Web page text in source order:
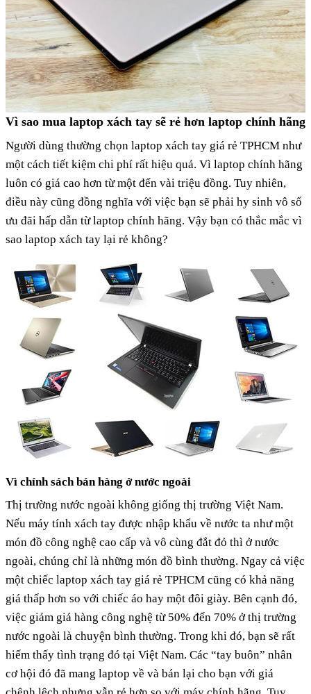
Vì sao mua laptop xách tay sẽ rẻ hơn laptop chính hãng
Người dùng thường chọn laptop xách tay giá rẻ TPHCM như
một cách tiết kiệm chi phí rất hiệu quả. Vì laptop chính hãng
luôn có giá cao hơn từ một đến vài triệu đồng. Tuy nhiên,
điều này cũng đồng nghĩa với việc bạn sẽ phải hy sinh vô số
ưu đãi hấp dẫn từ laptop chính hãng. Vậy bạn có thắc mắc vì
sao laptop xách tay lại rẻ không?
Vì chính sách bán hàng ở nước ngoài
Thị trường nước ngoài không giống thị trường Việt Nam.
Nếu máy tính xách tay được nhập khẩu về nước ta như một
món đồ công nghệ cao cấp và vô cùng đắt đỏ thì ở nước
ngoài, chúng chỉ là những món đồ bình thường. Ngay cả việc
một chiếc laptop xách tay giá rẻ TPHCM cũng có khả năng
giá thấp hơn so với chiếc áo hay một đôi giày. Bên cạnh đó,
việc giảm giá hàng công nghệ từ 50% đến 70% ở thị trường
nước ngoài là chuyện bình thường. Trong khi đó, bạn sẽ rất
hiếm thấy tình trạng đó tại Việt Nam. Các “tay buôn” nhân
cơ hội đó đã mang laptop về và bán lại cho bạn với giá